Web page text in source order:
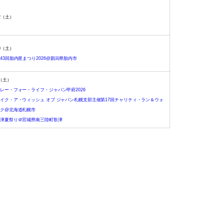
（土）
（土）
回胎内星まつり2026@新潟県胎内市
土）
レー・フォー・ライフ・ジャパン甲府2026
ク・ア・ウィッシュ オブ ジャパン札幌支部主催第17回チャリティ・ラン＆ウォ
@北海道札幌市
夏祭り＠宮城県南三陸町歌津